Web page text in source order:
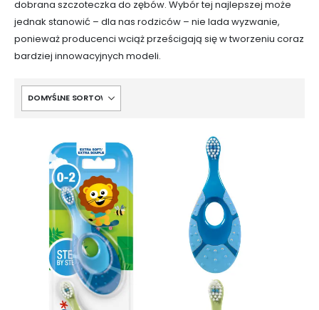
dobrana szczoteczka do zębów. Wybór tej najlepszej może
jednak stanowić – dla nas rodziców – nie lada wyzwanie,
ponieważ producenci wciąż prześcigają się w tworzeniu coraz
bardziej innowacyjnych modeli.